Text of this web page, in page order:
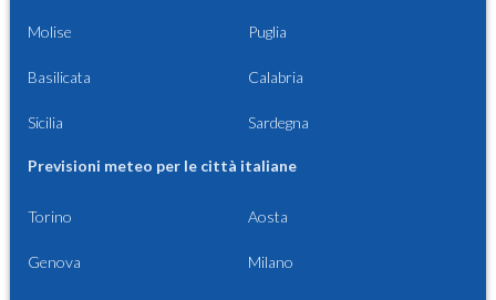
Molise Puglia
Basilicata Calabria
Sicilia Sardegna
Previsioni meteo per le città italiane
Torino Aosta
Genova Milano